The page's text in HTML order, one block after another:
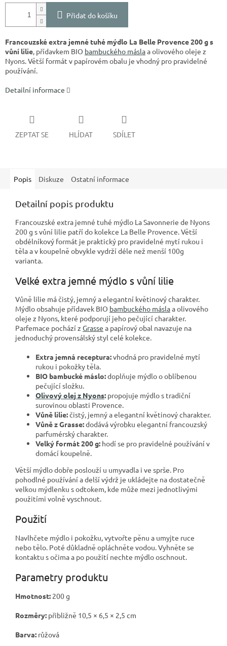
Přidat do košíku
Francouzské extra jemné tuhé mýdlo La Belle Provence 200 g s
vůní lilie, přídavkem BIO bambuckého máslaa olivového oleje z
Nyons. Větší formát v papírovém obalu je vhodný pro pravidelné
používání.
Detailní informace
ZEPTAT SE HLÍDAT SDÍLET
Popis Diskuze Ostatní informace
Detailní popis produktu
Francouzské extra jemné tuhé mýdlo La Savonnerie de Nyons
200 g s vůní lilie patří do kolekce La Belle Provence. Větší
obdélníkový formát je praktický pro pravidelné mytí rukou i
těla a v koupelně obvykle vydrží déle než menší 100g
varianta.
Velké extra jemné mýdlo s vůní lilie
Vůně lilie má čistý, jemný a elegantní květinový charakter.
Mýdlo obsahuje přídavek BIO bambuckého máslaa olivového
oleje z Nyons, které podporují jeho pečující charakter.
Parfemace pochází z Grasse a papírový obal navazuje na
jednoduchý provensálský styl celé kolekce.
Extra jemná receptura:vhodná pro pravidelné mytí
rukou i pokožky těla.
BIO bambucké máslo:doplňuje mýdlo o oblíbenou
pečující složku.
Olivový olej z Nyons: propojuje mýdlo s tradiční
surovinou oblasti Provence.
Vůně lilie:čistý, jemný a elegantní květinový charakter.
Vůně z Grasse:dodává výrobku elegantní francouzský
parfumérský charakter.
Velký formát 200 g: hodí se pro pravidelné používání v
domácí koupelně.
Větší mýdlo dobře poslouží u umyvadla i ve sprše. Pro
pohodlné používání a delší výdrž je ukládejte na dostatečně
velkou mýdlenku s odtokem, kde může mezi jednotlivými
použitími volně vyschnout.
Použití
Navlhčete mýdlo i pokožku, vytvořte pěnu a umyjte ruce
nebo tělo. Poté důkladně opláchněte vodou. Vyhněte se
kontaktu s očima a po použití nechte mýdlo oschnout.
Parametry produktu
Hmotnost: 200 g
Rozměry: přibližně 10,5 × 6,5 × 2,5 cm
Barva: růžová